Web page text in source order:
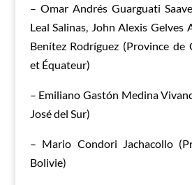
– Omar Andrés Guarguati
Leal Salinas, John Alexis Gelves
Benítez Rodríguez (Province de
et Équateur)
– Emiliano Gastón Medina
José del Sur)
– Mario Condori Jachacollo
Bolivie)